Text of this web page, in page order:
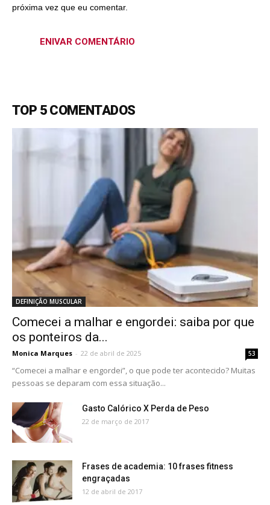
próxima vez que eu comentar.
TOP 5 COMENTADOS
DEFINIÇÃO MUSCULAR
Comecei a malhar e engordei: saiba por que
os ponteiros da...
Monica Marques - 22 de abril de 2025 53
“Comecei a malhar e engordei”, o que pode ter acontecido? Muitas
pessoas se deparam com essa situação...
Gasto Calórico X Perda de Peso
22 de março de 2017
Frases de academia: 10 frases fitness
engraçadas
12 de abril de 2017